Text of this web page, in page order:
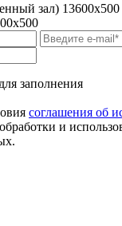
зал) 13600х500
заполнения
соглашения об
и